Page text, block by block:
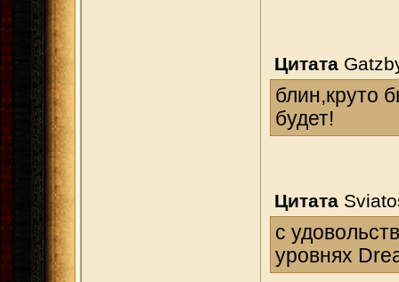
Цитата
блин,круто
будет!
Цитата
с
уровнях